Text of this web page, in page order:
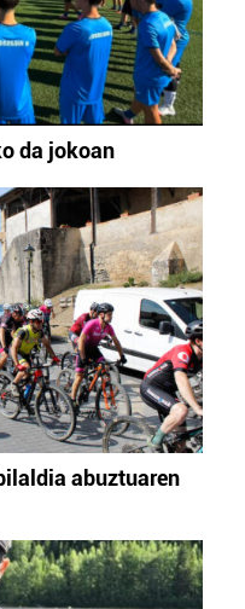
da jokoan
abuztuaren